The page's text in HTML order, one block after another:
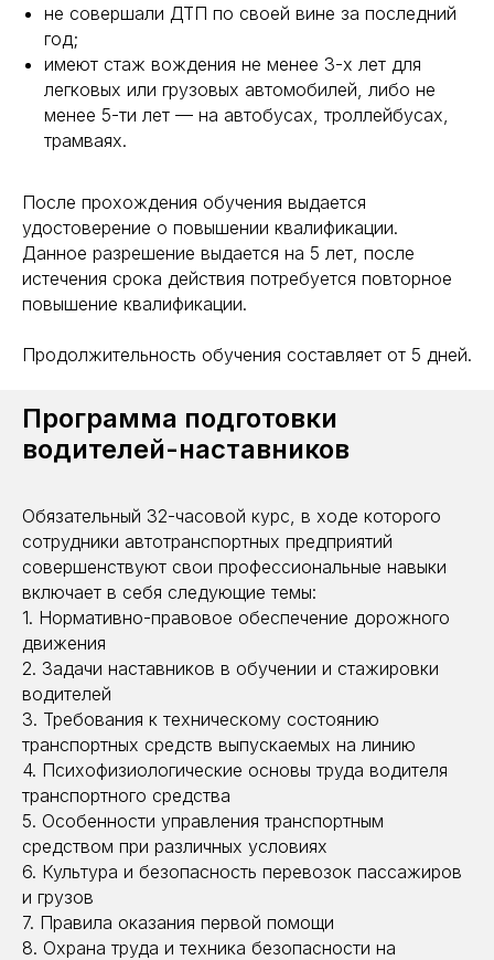
не совершали ДТП по своей вине за последний
год;
имеют стаж вождения не менее 3-х лет для
легковых или грузовых автомобилей, либо не
менее 5-ти лет — на автобусах, троллейбусах,
трамваях.
После прохождения обучения выдается
удостоверение о повышении квалификации.
Данное разрешение выдается на 5 лет, после
истечения срока действия потребуется повторное
повышение квалификации.
Продолжительность обучения составляет от 5 дней.
Программа подготовки
водителей-наставников
Обязательный 32-часовой курс, в ходе которого
сотрудники автотранспортных предприятий
совершенствуют свои профессиональные навыки
включает в себя следующие темы:
1. Нормативно-правовое обеспечение дорожного
движения
2. Задачи наставников в обучении и стажировки
водителей
3. Требования к техническому состоянию
транспортных средств выпускаемых на линию
4. Психофизиологические основы труда водителя
транспортного средства
5. Особенности управления транспортным
средством при различных условиях
6. Культура и безопасность перевозок пассажиров
и грузов
7. Правила оказания первой помощи
8. Охрана труда и техника безопасности на